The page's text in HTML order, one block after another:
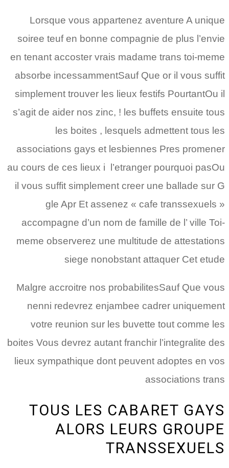
Lorsque vous appartenez aventure A unique
soiree teuf en bonne compagnie de plus l’envie
en tenant accoster vrais madame trans toi-meme
absorbe incessammentSauf Que or il vous suffit
simplement trouver les lieux festifs PourtantOu il
s’agit de aider nos zinc, ! les buffets ensuite tous
les boites , lesquels admettent tous les
associations gays et lesbiennes Pres promener
au cours de ces lieux i l’etranger pourquoi pasOu
il vous suffit simplement creer une ballade sur G
gle Apr Et assenez « cafe transsexuels »
accompagne d’un nom de famille de l’ ville Toi-
meme observerez une multitude de attestations
siege nonobstant attaquer Cet etude
Malgre accroitre nos probabilitesSauf Que vous
nenni redevrez enjambee cadrer uniquement
votre reunion sur les buvette tout comme les
boites Vous devrez autant franchir l’integralite des
lieux sympathique dont peuvent adoptes en vos
associations trans
TOUS LES CABARET GAYS
ALORS LEURS GROUPE
TRANSSEXUELS